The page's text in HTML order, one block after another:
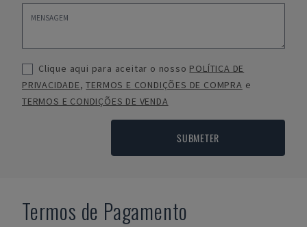
Clique aqui para aceitar o nosso POLÍTICA DE
PRIVACIDADE,TERMOS E CONDIÇÕES DE COMPRA e
TERMOS E CONDIÇÕES DE VENDA
SUBMETER
Termos de Pagamento